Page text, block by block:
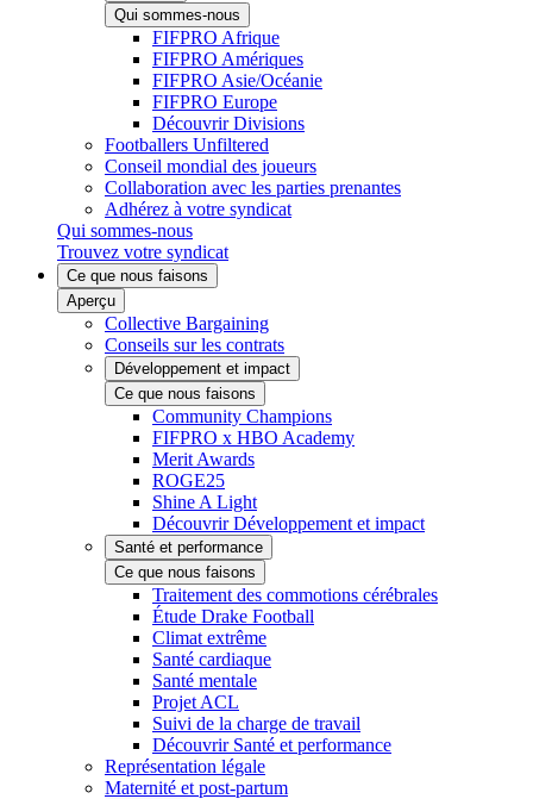
Qui sommes-nous
FIFPRO Afrique
FIFPRO Amériques
FIFPRO Asie/Océanie
FIFPRO Europe
Découvrir Divisions
Footballers Unfiltered
Conseil mondial des joueurs
Collaboration avec les parties prenantes
Adhérez à votre syndicat
Qui sommes-nous
Trouvez votre syndicat
Ce que nous faisons
Aperçu
Collective Bargaining
Conseils sur les contrats
Développement et impact
Ce que nous faisons
Community Champions
FIFPRO x HBO Academy
Merit Awards
ROGE25
Shine A Light
Découvrir Développement et impact
Santé et performance
Ce que nous faisons
Traitement des commotions cérébrales
Étude Drake Football
Climat extrême
Santé cardiaque
Santé mentale
Projet ACL
Suivi de la charge de travail
Découvrir Santé et performance
Représentation légale
Maternité et post-partum